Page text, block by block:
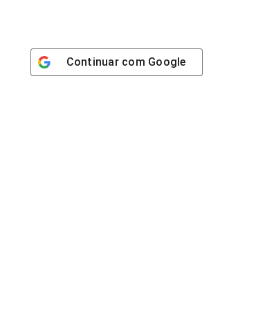
Continuar com Google